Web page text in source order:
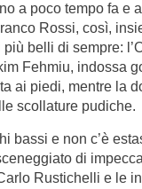
a poco tempo fa
Rossi, così,
belli di sempre:
Fehmiu, indossa
ai piedi, mentre la
scollature pudiche.
bassi e non c’è
di
Rustichelli e le